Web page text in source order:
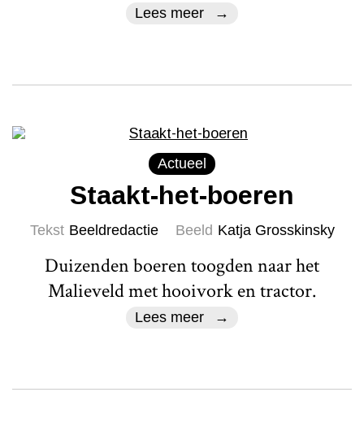
Lees meer
Actueel
Staakt-het-boeren
Tekst Beeldredactie Beeld Katja Grosskinsky
Duizenden boeren toogden naar het
Malieveld met hooivork en tractor.
Lees meer